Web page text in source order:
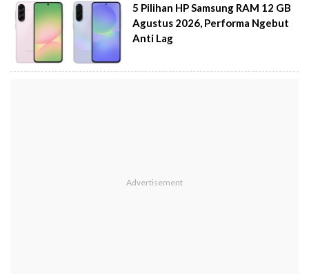
5 Pilihan HP Samsung RAM 12 GB
Agustus 2026, Performa Ngebut
Anti Lag